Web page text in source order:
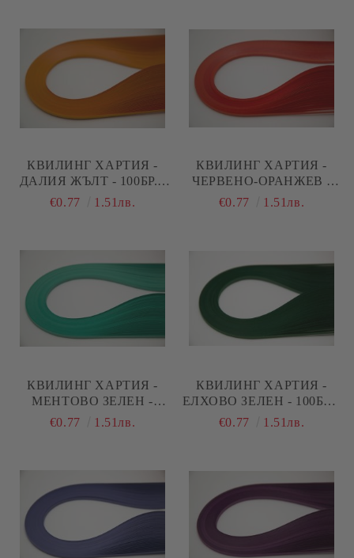
КВИЛИНГ ХАРТИЯ -
ДАЛИЯ ЖЪЛТ - 100БР. -
35СМ.
€0.77 1.51лв.
КВИЛИНГ ХАРТИЯ -
ЧЕРВЕНО-ОРАНЖЕВ -
100БР. - 35СМ.
€0.77 1.51лв.
КВИЛИНГ ХАРТИЯ -
МЕНТОВО ЗЕЛЕН -
100БР. - 35СМ.
€0.77 1.51лв.
КВИЛИНГ ХАРТИЯ -
ЕЛХОВО ЗЕЛЕН - 100БР. -
35СМ.
€0.77 1.51лв.